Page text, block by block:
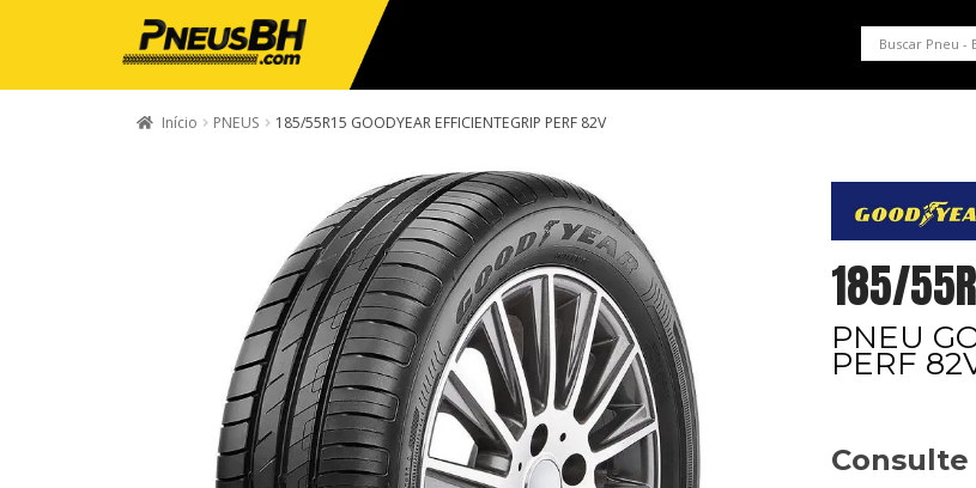
Início PNEUS 185/55R15 GOODYEAR EFFICIENTEGRIP PERF 82V
185/
PNEU
PERF
Consulte